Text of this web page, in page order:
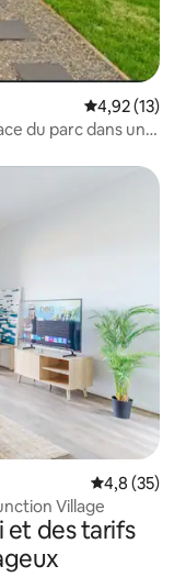
Évaluation
4,92 (13)
du parc dans un
Évaluation
4,8 (35)
Village
et des tarifs